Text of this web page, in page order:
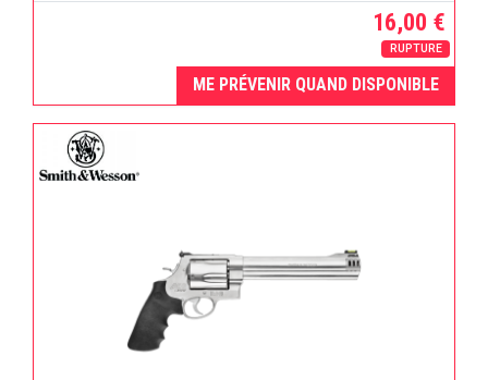
16,00 €
RUPTURE
ME PRÉVENIR QUAND DISPONIBLE